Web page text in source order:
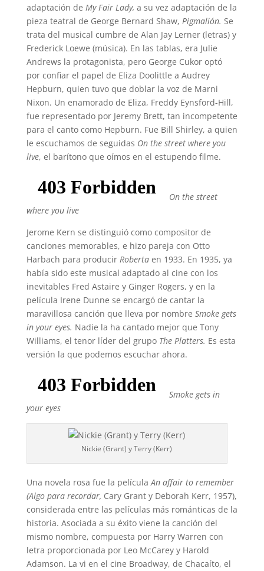
adaptación de My Fair Lady, a su vez adaptación de la
pieza teatral de George Bernard Shaw, Pigmalión. Se
trata del musical cumbre de Alan Jay Lerner (letras) y
Frederick Loewe (música). En las tablas, era Julie
Andrews la protagonista, pero George Cukor optó
por confiar el papel de Eliza Doolittle a Audrey
Hepburn, quien tuvo que doblar la voz de Marni
Nixon. Un enamorado de Eliza, Freddy Eynsford-Hill,
fue representado por Jeremy Brett, tan incompetente
para el canto como Hepburn. Fue Bill Shirley, a quien
le escuchamos de seguidas On the street where you
live, el barítono que oímos en el estupendo filme.
On the street
where you live
Jerome Kern se distinguió como compositor de
canciones memorables, e hizo pareja con Otto
Harbach para producir Roberta en 1933. En 1935, ya
había sido este musical adaptado al cine con los
inevitables Fred Astaire y Ginger Rogers, y en la
película Irene Dunne se encargó de cantar la
maravillosa canción que lleva por nombre Smoke gets
in your eyes. Nadie la ha cantado mejor que Tony
Williams, el tenor líder del grupo The Platters. Es esta
versión la que podemos escuchar ahora.
Smoke gets in
your eyes
Nickie (Grant) y Terry (Kerr)
Una novela rosa fue la películaAn affair to remember
(Algo para recordar, Cary Grant y Deborah Kerr, 1957),
considerada entre las películas más románticas de la
historia. Asociada a su éxito viene la canción del
mismo nombre, compuesta por Harry Warren con
letra proporcionada por Leo McCarey y Harold
Adamson. La vi en el cine Broadway, de Chacaíto, el